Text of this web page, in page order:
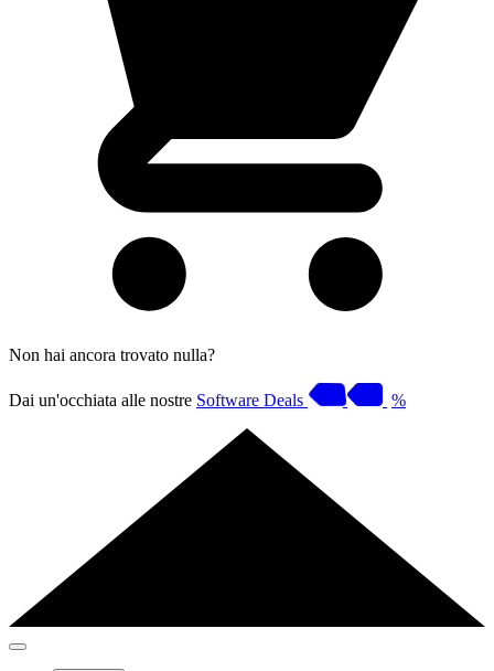
Non hai ancora trovato nulla?
Dai un'occhiata alle nostre Software Deals %